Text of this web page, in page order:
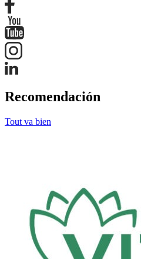
Recomendación
Tout va bien